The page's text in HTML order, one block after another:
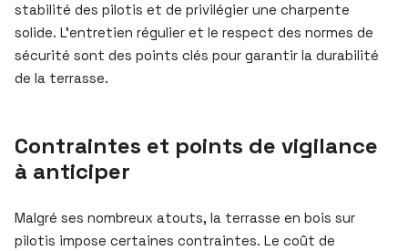
stabilité des pilotis et de privilégier une charpente
solide. L’entretien régulier et le respect des normes de
sécurité sont des points clés pour garantir la durabilité
de la terrasse.
Contraintes et points de vigilance
à anticiper
Malgré ses nombreux atouts, la terrasse en bois sur
pilotis impose certaines contraintes. Le coût de